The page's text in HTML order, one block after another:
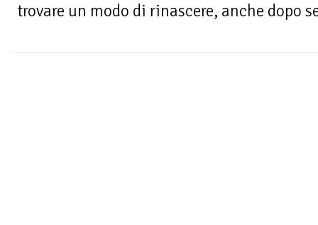
trovare un modo di rinascere, anche dopo